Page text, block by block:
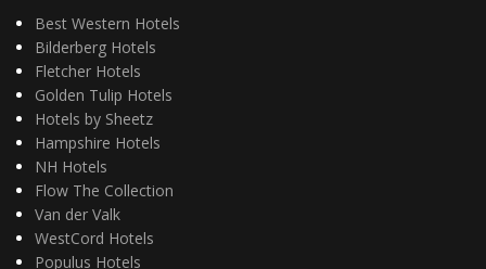
Best Western Hotels
Bilderberg Hotels
Fletcher Hotels
Golden Tulip Hotels
Hotels by Sheetz
Hampshire Hotels
NH Hotels
Flow The Collection
Van der Valk
WestCord Hotels
Populus Hotels